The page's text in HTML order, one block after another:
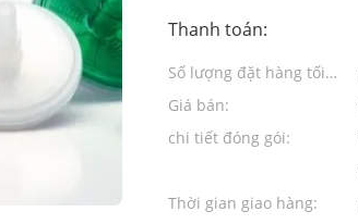
Thanh toán:
Số lượng đặt hàng tối
thiểu:
Giá bán:
chi tiết đóng gói:
Thời gian giao hàng: